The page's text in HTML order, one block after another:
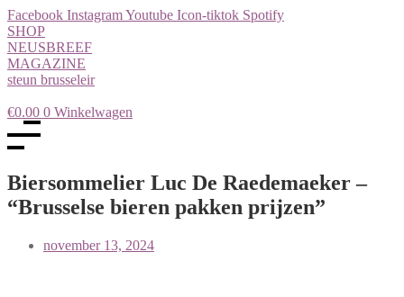
Facebook InstagramYoutube Icon-tiktok Spotify
SHOP
NEUSBREEF
MAGAZINE
steun brusseleir
€0.00 0 Winkelwagen
Biersommelier Luc De Raedemaeker –
“Brusselse bieren pakken prijzen”
november 13, 2024